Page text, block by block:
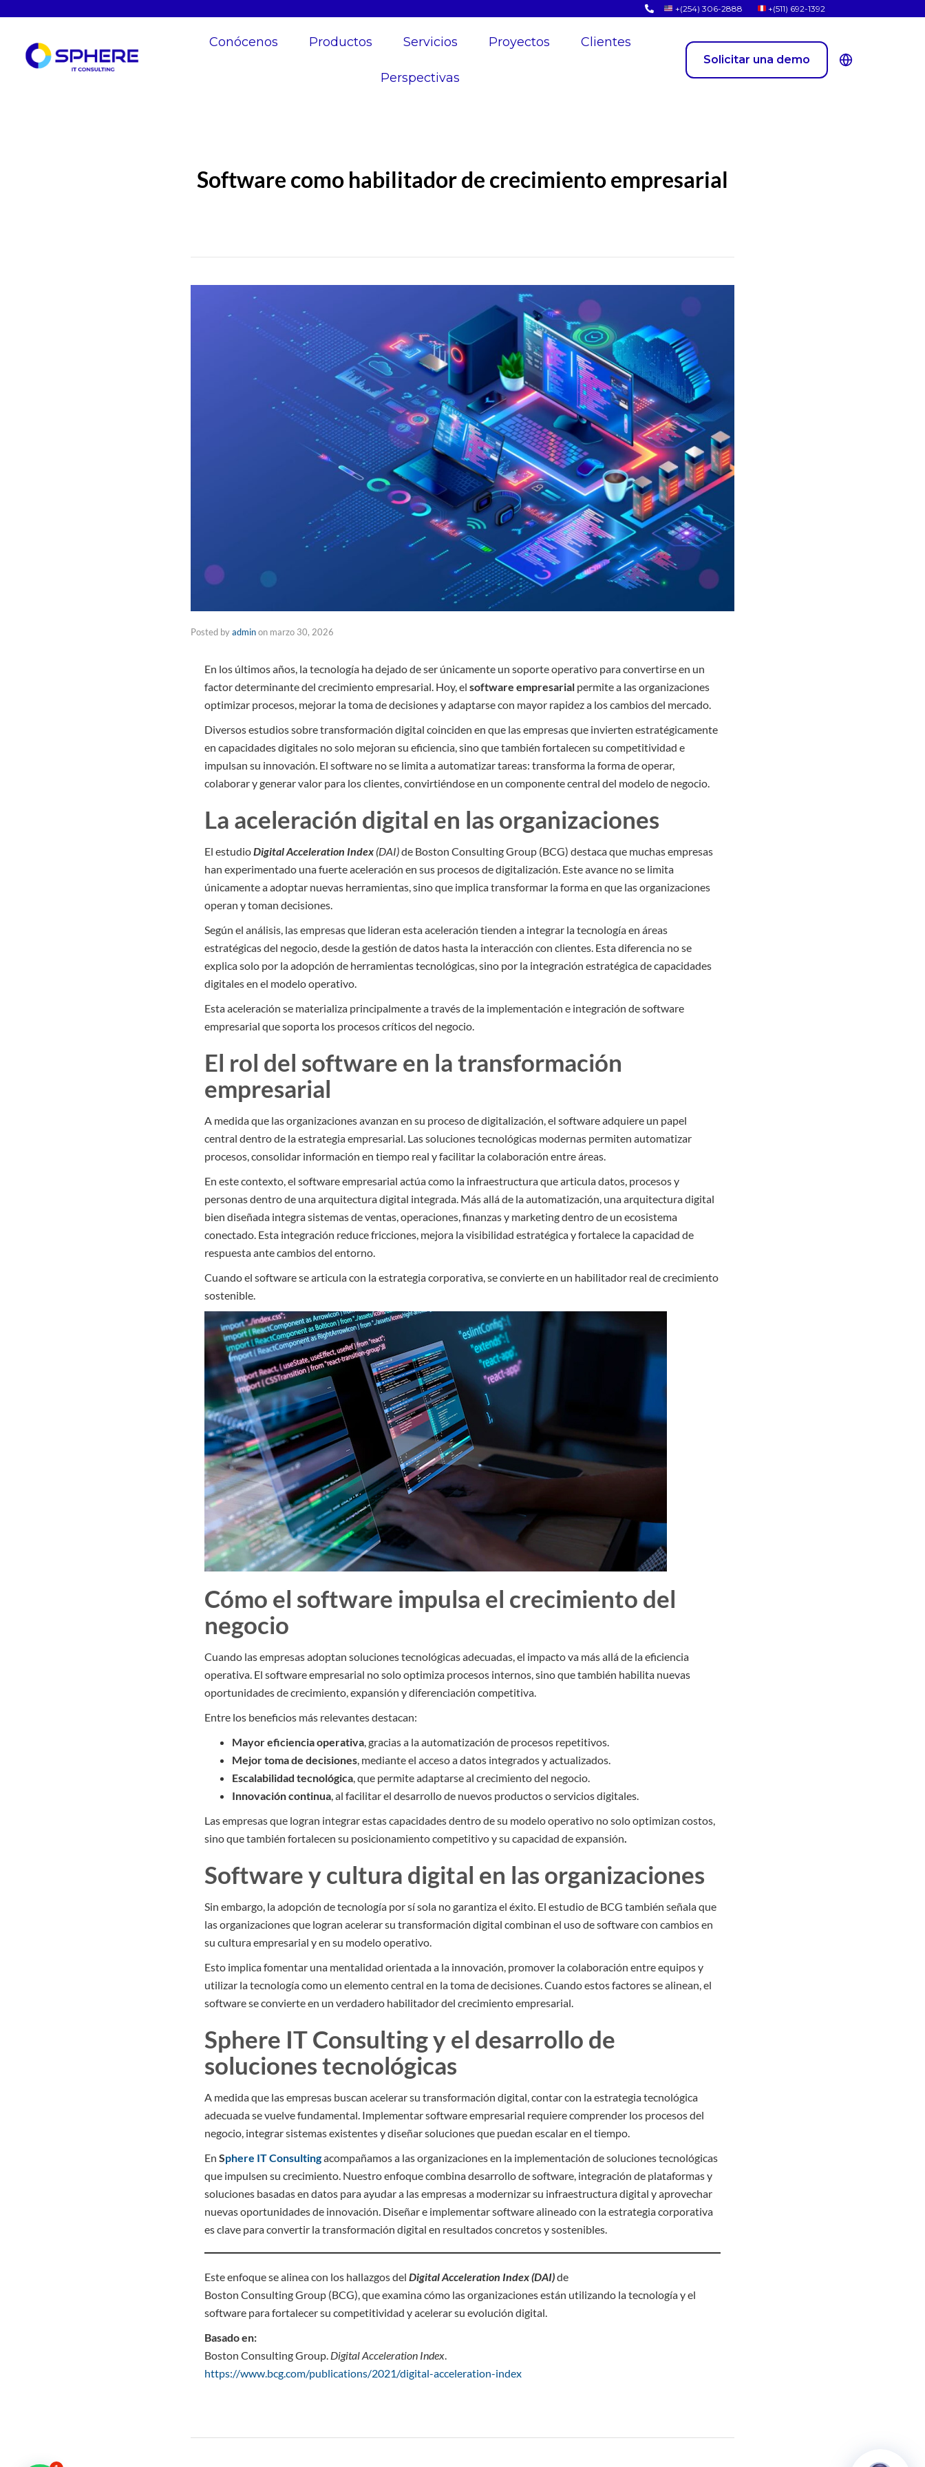
+(254) 306-2888 +(511) 692-1392
Conócenos Productos Servicios Proyectos Clientes
Perspectivas
Solicitar una demo
Software como habilitador de crecimiento empresarial
Posted byadminon marzo 30, 2026
En los últimos años, la tecnología ha dejado de ser únicamente un soporte operativo para convertirse en un
factor determinante del crecimiento empresarial. Hoy, el software empresarial permite a las organizaciones
optimizar procesos, mejorar la toma de decisiones y adaptarse con mayor rapidez a los cambios del mercado.
Diversos estudios sobre transformación digital coinciden en que las empresas que invierten estratégicamente
en capacidades digitales no solo mejoran su eficiencia, sino que también fortalecen su competitividad e
impulsan su innovación. El software no se limita a automatizar tareas: transforma la forma de operar,
colaborar y generar valor para los clientes, convirtiéndose en un componente central del modelo de negocio.
La aceleración digital en las organizaciones
El estudioDigital Acceleration Index (DAI)de Boston Consulting Group (BCG) destaca que muchas empresas
han experimentado una fuerte aceleración en sus procesos de digitalización. Este avance no se limita
únicamente a adoptar nuevas herramientas, sino que implica transformar la forma en que las organizaciones
operan y toman decisiones.
Según el análisis, las empresas que lideran esta aceleración tienden a integrar la tecnología en áreas
estratégicas del negocio, desde la gestión de datos hasta la interacción con clientes. Esta diferencia no se
explica solo por la adopción de herramientas tecnológicas, sino por la integración estratégica de capacidades
digitales en el modelo operativo.
Esta aceleración se materializa principalmente a través de la implementación e integración de software
empresarial que soporta los procesos críticos del negocio.
El rol del software en la transformación
empresarial
A medida que las organizaciones avanzan en su proceso de digitalización, el software adquiere un papel
central dentro de la estrategia empresarial. Las soluciones tecnológicas modernas permiten automatizar
procesos, consolidar información en tiempo real y facilitar la colaboración entre áreas.
En este contexto, el software empresarial actúa como la infraestructura que articula datos, procesos y
personas dentro de una arquitectura digital integrada. Más allá de la automatización, una arquitectura digital
bien diseñada integra sistemas de ventas, operaciones, finanzas y marketing dentro de un ecosistema
conectado. Esta integración reduce fricciones, mejora la visibilidad estratégica y fortalece la capacidad de
respuesta ante cambios del entorno.
Cuando el software se articula con la estrategia corporativa, se convierte en un habilitador real de crecimiento
sostenible.
Cómo el software impulsa el crecimiento del
negocio
Cuando las empresas adoptan soluciones tecnológicas adecuadas, el impacto va más allá de la eficiencia
operativa. El software empresarial no solo optimiza procesos internos, sino que también habilita nuevas
oportunidades de crecimiento, expansión y diferenciación competitiva.
Entre los beneficios más relevantes destacan:
Mayor eficiencia operativa, gracias a la automatización de procesos repetitivos.
Mejor toma de decisiones, mediante el acceso a datos integrados y actualizados.
Escalabilidad tecnológica, que permite adaptarse al crecimiento del negocio.
Innovación continua, al facilitar el desarrollo de nuevos productos o servicios digitales.
Las empresas que logran integrar estas capacidades dentro de su modelo operativo no solo optimizan costos,
sino que también fortalecen su posicionamiento competitivo y su capacidad de expansión.
Software y cultura digital en las organizaciones
Sin embargo, la adopción de tecnología por sí sola no garantiza el éxito. El estudio de BCG también señala que
las organizaciones que logran acelerar su transformación digital combinan el uso de software con cambios en
su cultura empresarial y en su modelo operativo.
Esto implica fomentar una mentalidad orientada a la innovación, promover la colaboración entre equipos y
utilizar la tecnología como un elemento central en la toma de decisiones. Cuando estos factores se alinean, el
software se convierte en un verdadero habilitador del crecimiento empresarial.
Sphere IT Consulting y el desarrollo de
soluciones tecnológicas
A medida que las empresas buscan acelerar su transformación digital, contar con la estrategia tecnológica
adecuada se vuelve fundamental. Implementar software empresarial requiere comprender los procesos del
negocio, integrar sistemas existentes y diseñar soluciones que puedan escalar en el tiempo.
En Sphere IT Consultingacompañamos a las organizaciones en la implementación de soluciones tecnológicas
que impulsen su crecimiento. Nuestro enfoque combina desarrollo de software, integración de plataformas y
soluciones basadas en datos para ayudar a las empresas a modernizar su infraestructura digital y aprovechar
nuevas oportunidades de innovación. Diseñar e implementar software alineado con la estrategia corporativa
es clave para convertir la transformación digital en resultados concretos y sostenibles.
Este enfoque se alinea con los hallazgos del Digital Acceleration Index (DAI)de
Boston Consulting Group (BCG), que examina cómo las organizaciones están utilizando la tecnología y el
software para fortalecer su competitividad y acelerar su evolución digital.
Basado en:
Boston Consulting Group. Digital Acceleration Index.
https://www.bcg.com/publications/2021/digital-acceleration-index